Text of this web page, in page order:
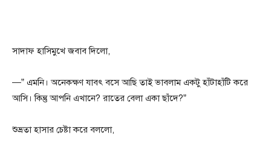
সাদাফ হাসিমুখে জবাব দিলো,
—” এমনি। অনেকক্ষণ যাবৎ বসে আছি তাই ভাবলাম একটু হাঁটাহাঁটি করে
আসি। কিন্তু আপনি এখানে? রাতের বেলা একা ছাঁদে?”
শুভ্রতা হাসার চেষ্টা করে বললো,